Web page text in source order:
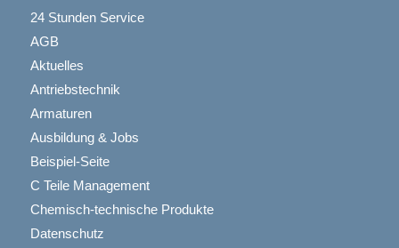
24 Stunden Service
AGB
Aktuelles
Antriebstechnik
Armaturen
Ausbildung & Jobs
Beispiel-Seite
C Teile Management
Chemisch-technische Produkte
Datenschutz